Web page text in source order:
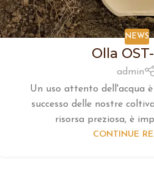
NEWS
Olla
admin
Un uso attento dell'acqua
successo delle nostre
risorsa preziosa, è
CONTINUE